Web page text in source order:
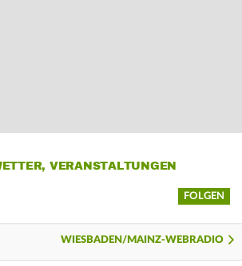
VERANSTALTUNGEN
FOLGEN
WIESBADEN/MAINZ-WEBRADIO